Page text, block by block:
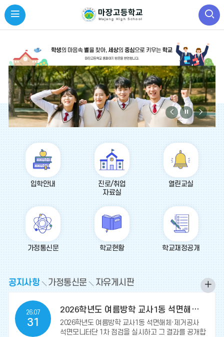
비
얼
전
비
주
얼
지
비
주
얼
다
음
바
로
가
기
입학안내
진로/취업
자료실
열린교실
가정통신문 학교현황 학교재정공개
공
사
항
공지사항 가정통신문 자유게시판
2026학년도 여름방학 교사1동 석면해체·제거공사 석면모니터단 1차 점검 결과 보고
2026학년도 여름방학 교사1동 석면해체·제거공사
석면모니터단 1차 점검을 실시하고 그 결과를 공개합
26.07
31
공
지
사
항